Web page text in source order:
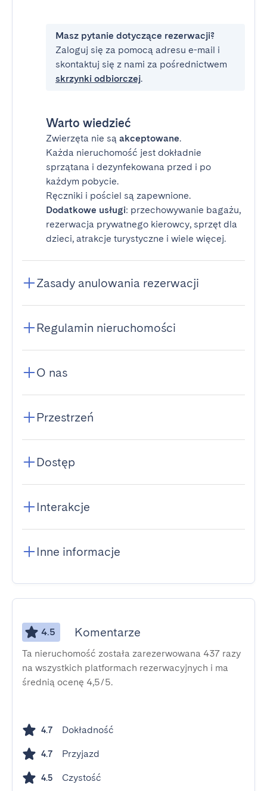
Masz pytanie dotyczące rezerwacji?
Zaloguj się za pomocą adresu e-mail i
skontaktuj się z nami za pośrednictwem
skrzynki odbiorczej.
Warto wiedzieć
Zwierzęta nie są akceptowane.
Każda nieruchomość jest dokładnie
sprzątana i dezynfekowana przed i po
każdym pobycie.
Ręczniki i pościel są zapewnione.
Dodatkowe usługi: przechowywanie bagażu,
rezerwacja prywatnego kierowcy, sprzęt dla
dzieci, atrakcje turystyczne i wiele więcej.
Zasady anulowania rezerwacji
Regulamin nieruchomości
O nas
Przestrzeń
Dostęp
Interakcje
Inne informacje
4.5 Komentarze
Ta nieruchomość została zarezerwowana 437 razy
na wszystkich platformach rezerwacyjnych i ma
średnią ocenę 4,5/5.
4.7 Dokładność
4.7 Przyjazd
4.5 Czystość